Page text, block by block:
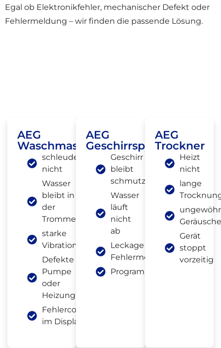
Egal ob Elektronikfehler, mechanischer Defekt oder
Fehlermeldung – wir finden die passende Lösung.
AEG
Waschmaschine
schleudert
nicht
Wasser
bleibt in
der
Trommel
starke
Vibrationen
Defekte
Pumpe
oder
Heizung
Fehlercode
im Display
AEG
Geschirrspüler
Geschirr
bleibt
schmutzig
Wasser
läuft
nicht
ab
Leckage oder
Fehlermeldung
Programmabbruch
AEG
Trockner
Heizt
nicht
lange
Geräusche
Gerät
stoppt
vorzeitig